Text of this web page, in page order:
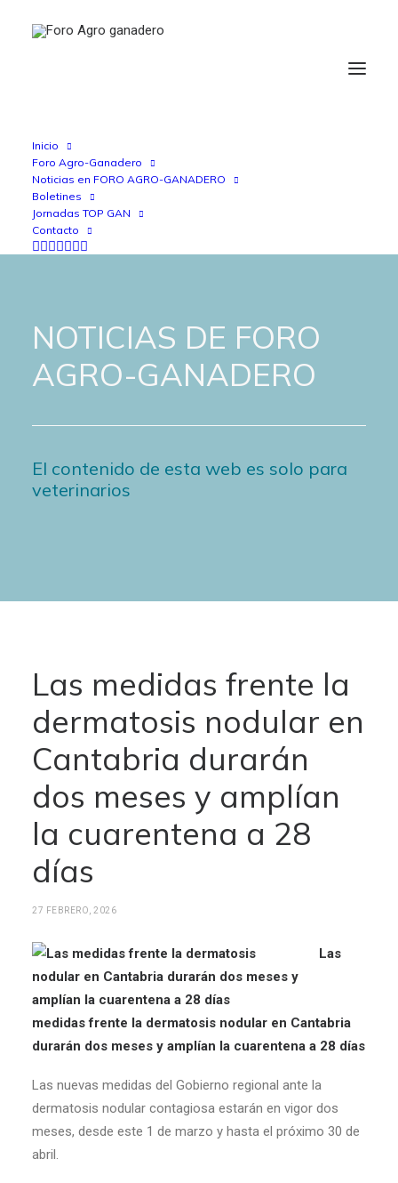
Inicio
Foro Agro-Ganadero
Noticias en FORO AGRO-GANADERO
Boletines
Jornadas TOP GAN
Contacto
NOTICIAS DE FORO
AGRO-GANADERO
El contenido de esta web es solo para
veterinarios
Las medidas frente la
dermatosis nodular en
Cantabria durarán
dos meses y amplían
la cuarentena a 28
días
27 FEBRERO, 2026
Las
medidas frente la dermatosis nodular en Cantabria
durarán dos meses y amplían la cuarentena a 28 días
Las nuevas medidas del Gobierno regional ante la
dermatosis nodular contagiosa estarán en vigor dos
meses, desde este 1 de marzo y hasta el próximo 30 de
abril.